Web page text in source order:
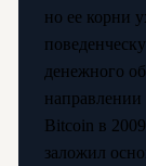
но ее корни
денежного
Bitcoin в
заложил